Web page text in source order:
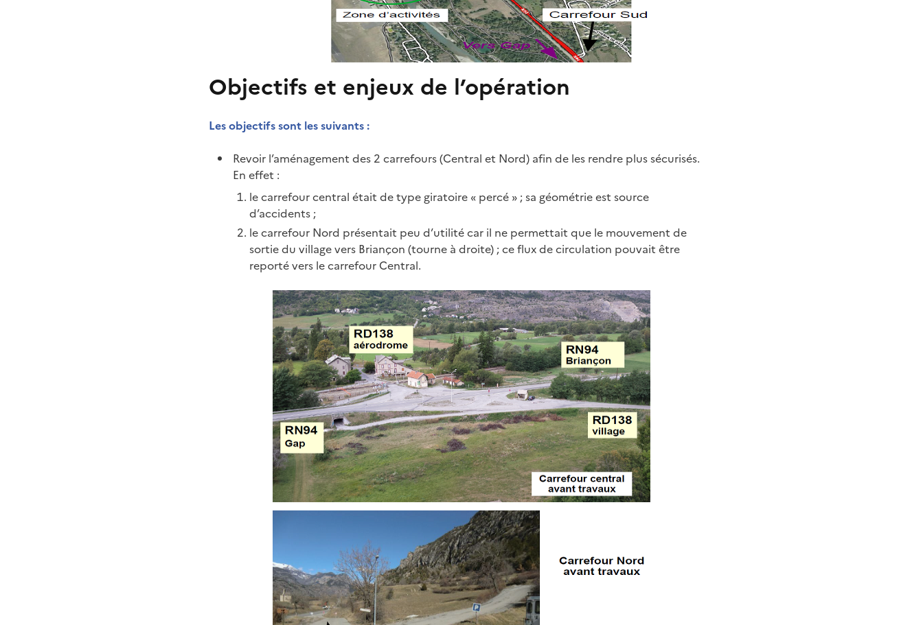
Objectifs et enjeux de l’opération
Les objectifs sont les suivants :
Revoir l’aménagement des 2 carrefours (Central et Nord) afin de les rendre plus sécurisés.
En effet :
le carrefour central était de type giratoire « percé » ; sa géométrie est source
d’accidents ;
le carrefour Nord présentait peu d’utilité car il ne permettait que le mouvement de
sortie du village vers Briançon (tourne à droite) ; ce flux de circulation pouvait être
reporté vers le carrefour Central.